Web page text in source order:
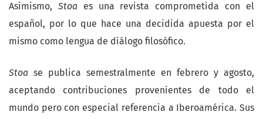
Asimismo, Stoaes una revista comprometida con el
español, por lo que hace una decidida apuesta por el
mismo como lengua de diálogo filosófico.
Stoa se publica semestralmente en febrero y agosto,
aceptando contribuciones provenientes de todo el
mundo pero con especial referencia a Iberoamérica. Sus